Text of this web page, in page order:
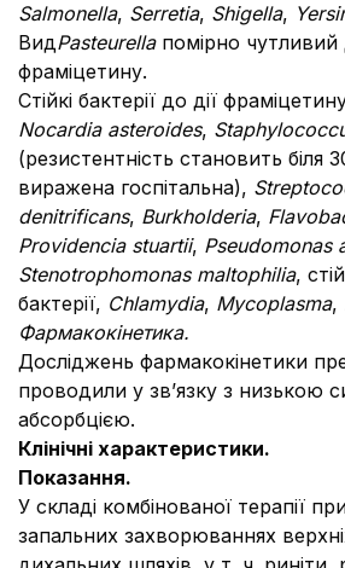
Salmonella, Serretia, Shigella,
ВидPasteurellaпомірно чутливий
фраміцетину.
Стійкі бактерії до дії
Nocardia asteroides,
(резистентність становить біля
виражена госпітальна),
denitrificans, Burkholderia,
Providencia stuartii, Pseudomonas
Stenotrophomonas maltophilia,
бактерії, Chlamydia, Mycoplasma,
Фармакокінетика.
Досліджень фармакокінетики
проводили у зв’язку з низькою
абсорбцією.
Клінічні характеристики.
Показання.
У складі комбінованої терапії
запальних захворюваннях